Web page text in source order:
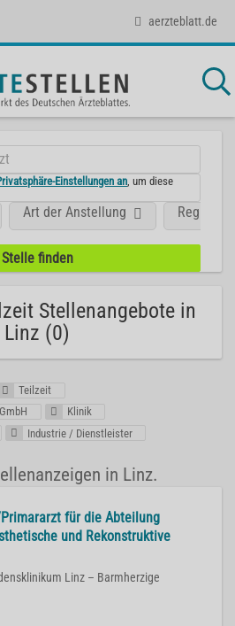
aerzteblatt.de
Einstellungen an , um diese
Art der Anstellung Region
Stellenangebote in
Linz (0)
Teilzeit
Klinik
Industrie / Dienstleister
in Linz.
für die Abteilung
und Rekonstruktive
Linz – Barmherzige